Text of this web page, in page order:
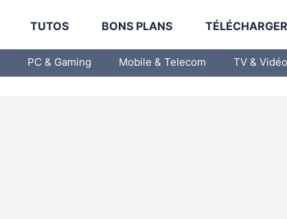
TUTOS BONS PLANS
PC & Gaming Mobile & Telecom TV & Vidéo